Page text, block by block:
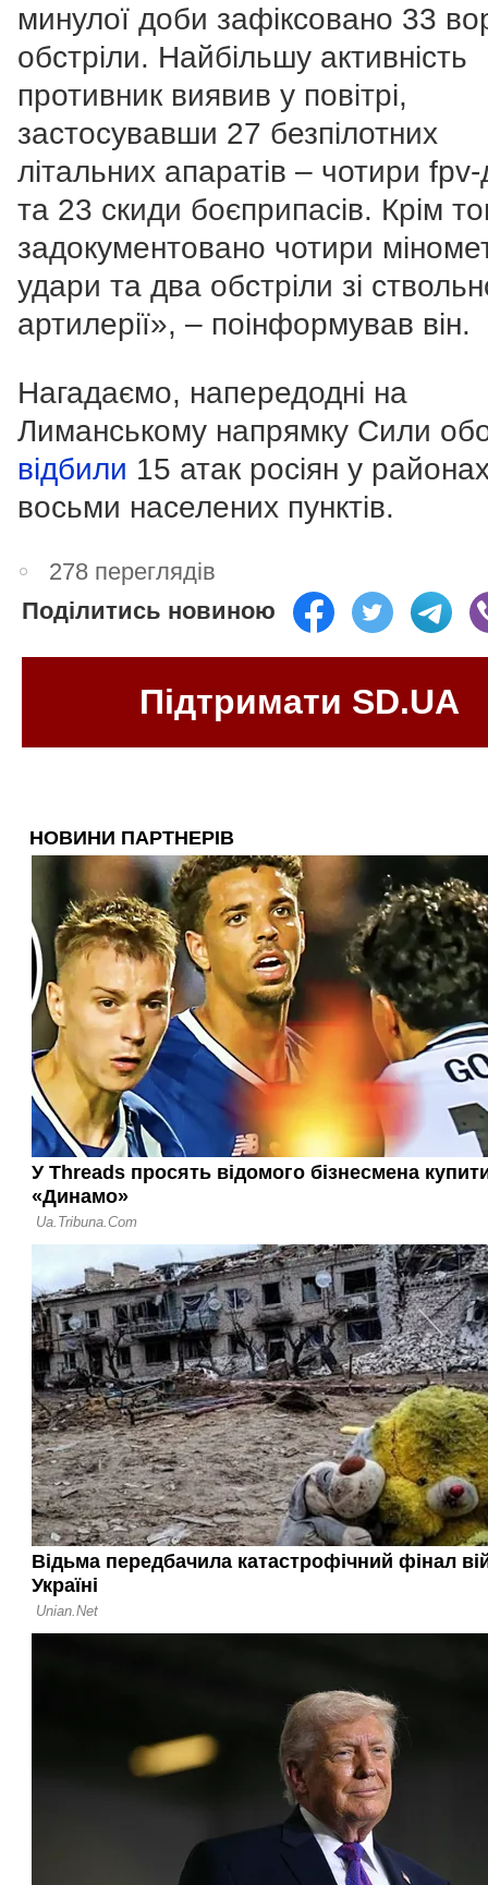
минулої доби зафіксовано 33
обстріли. Найбільшу активність
противник виявив у повітрі,
застосувавши 27 безпілотних
літальних апаратів – чотири
та 23 скиди боєприпасів. Крім
задокументовано чотири
удари та два обстріли зі
артилерії», – поінформував він.
Нагадаємо, напередодні на
Лиманському напрямку Сили
відбили 15 атак росіян у
восьми населених пунктів.
278 переглядів
Поділитись новиною
Підтримати SD.UA